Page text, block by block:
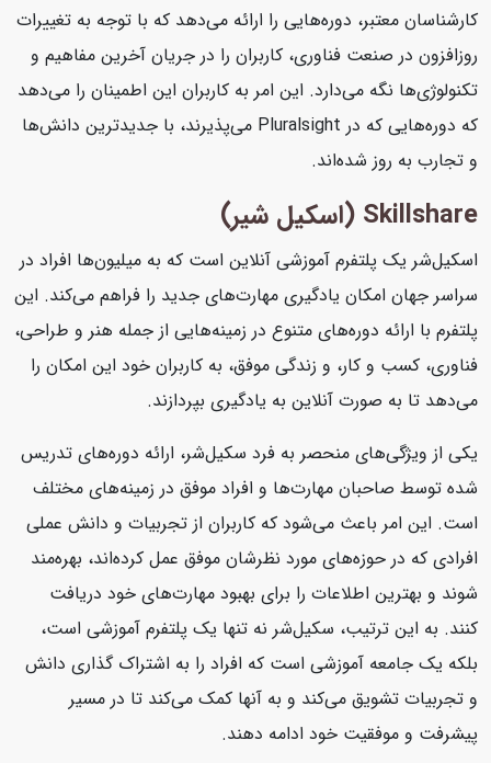
کارشناسان معتبر، دوره‌هایی را ارائه می‌دهد که با توجه به تغییرات
روزافزون در صنعت فناوری، کاربران را در جریان آخرین مفاهیم و
تکنولوژی‌ها نگه می‌دارد. این امر به کاربران این اطمینان را می‌دهد
که دوره‌هایی که در Pluralsight می‌پذیرند، با جدیدترین دانش‌ها
و تجارب به روز شده‌اند.
Skillshare (اسکیل شیر)
اسکیل‌شر یک پلتفرم آموزشی آنلاین است که به میلیون‌ها افراد در
سراسر جهان امکان یادگیری مهارت‌های جدید را فراهم می‌کند. این
پلتفرم با ارائه دوره‌های متنوع در زمینه‌هایی از جمله هنر و طراحی،
فناوری، کسب و کار، و زندگی موفق، به کاربران خود این امکان را
می‌دهد تا به صورت آنلاین به یادگیری بپردازند.
یکی از ویژگی‌های منحصر به فرد سکیل‌شر، ارائه دوره‌های تدریس
شده توسط صاحبان مهارت‌ها و افراد موفق در زمینه‌های مختلف
است. این امر باعث می‌شود که کاربران از تجربیات و دانش عملی
افرادی که در حوزه‌های مورد نظرشان موفق عمل کرده‌اند، بهره‌مند
شوند و بهترین اطلاعات را برای بهبود مهارت‌های خود دریافت
کنند. به این ترتیب، سکیل‌شر نه تنها یک پلتفرم آموزشی است،
بلکه یک جامعه آموزشی است که افراد را به اشتراک گذاری دانش
و تجربیات تشویق می‌کند و به آنها کمک می‌کند تا در مسیر
پیشرفت و موفقیت خود ادامه دهند.